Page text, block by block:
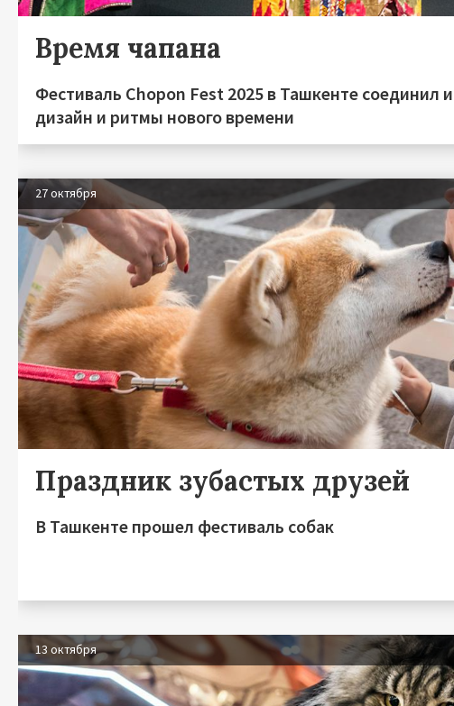
Время чапана
Фестиваль Chopon Fest 2025 в Ташкенте соединил
дизайн и ритмы нового времени
27 октября
Праздник зубастых друзей
В Ташкенте прошел фестиваль собак
13 октября